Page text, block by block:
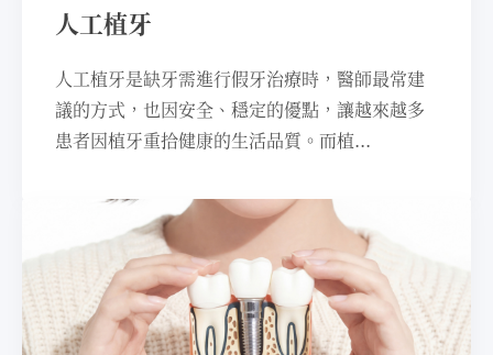
人工植牙
⼈⼯植牙是缺牙需進⾏假牙治療時，醫師最常建
議的⽅式，也因安全、穩定的優點，讓越來越多
患者因植牙重拾健康的⽣活品質。⽽植...